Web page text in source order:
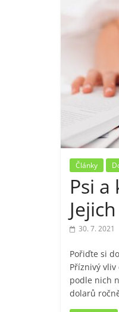
Články
Psi
30. 7. 2021
Pořiďte si
Příznivý
podle nich
dolarů